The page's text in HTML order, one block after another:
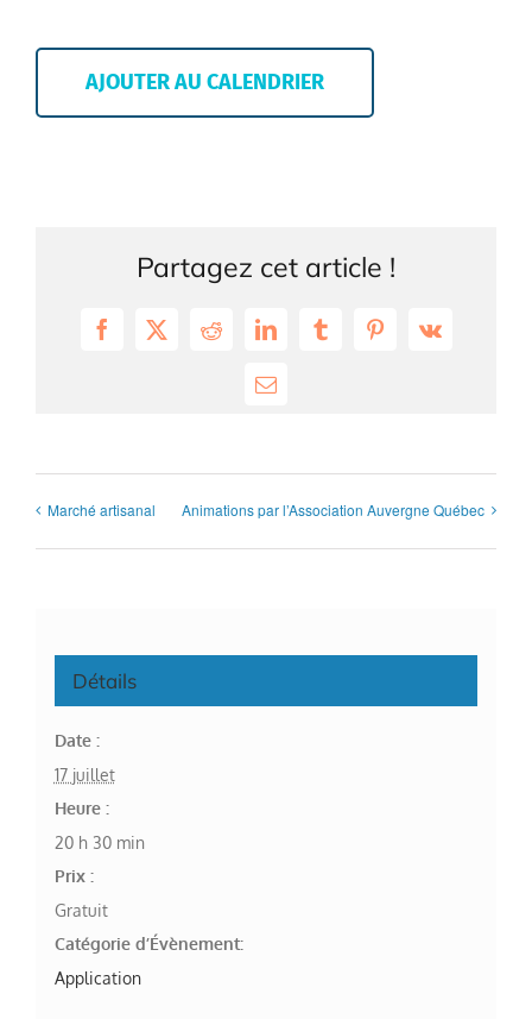
AJOUTER AU CALENDRIER
Partagez cet article !
Facebook
X RedditLinkedInTumblrPinterest
Vk
Email
Marché artisanal Animations par l’Association Auvergne Québec
Détails
Date :
17 juillet
Heure :
20 h 30 min
Prix :
Gratuit
Catégorie d’Évènement:
Application